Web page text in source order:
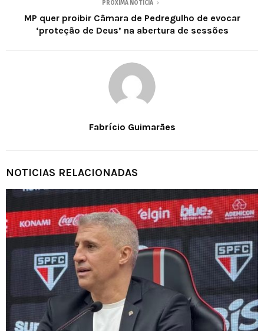
PRÓXIMA NOTÍCIA
MP quer proibir Câmara de Pedregulho de evocar
‘proteção de Deus’ na abertura de sessões
Fabrício Guimarães
NOTICIAS RELACIONADAS